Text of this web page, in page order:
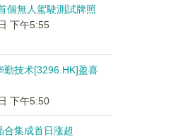
個無人駕駛測試牌照
下午5:55
勤技术[3296.HK]盈喜
下午5:50
合集成首日涨超